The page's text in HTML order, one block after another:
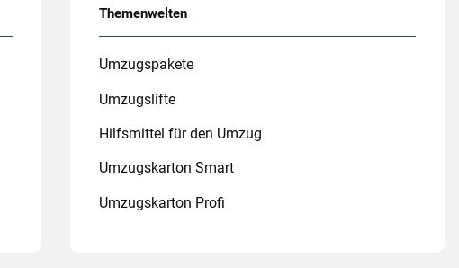
Themenwelten
Umzugspakete
Umzugslifte
Hilfsmittel für den Umzug
Umzugskarton Smart
Umzugskarton Profi